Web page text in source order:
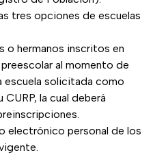
tres opciones de escuelas
o hermanos inscritos en
al momento de
escuela solicitada como
la cual deberá
electrónico personal de los